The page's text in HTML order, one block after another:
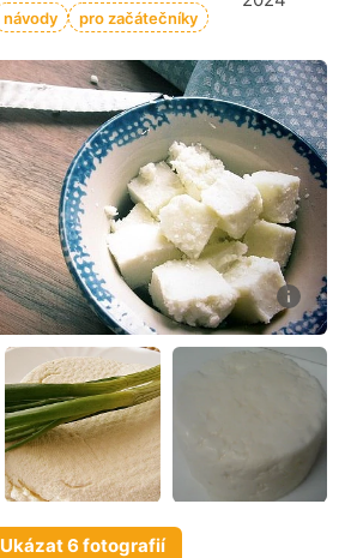
návody pro začátečníky
Ukázat 6 fotografií